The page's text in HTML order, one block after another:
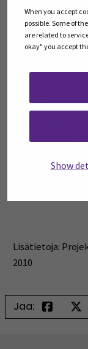
When you accept
possible. Some of
are related to
okay" you accept
Show
Kenelle?
kehittämisestä
Ilmoittaudu
Lisätietoja:
2010
Jaa: